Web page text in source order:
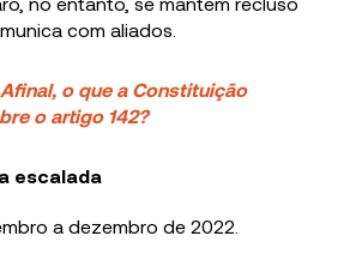
com aliados.
Afinal, o que a Constituição
o artigo 142?
escalada
a dezembro de 2022.